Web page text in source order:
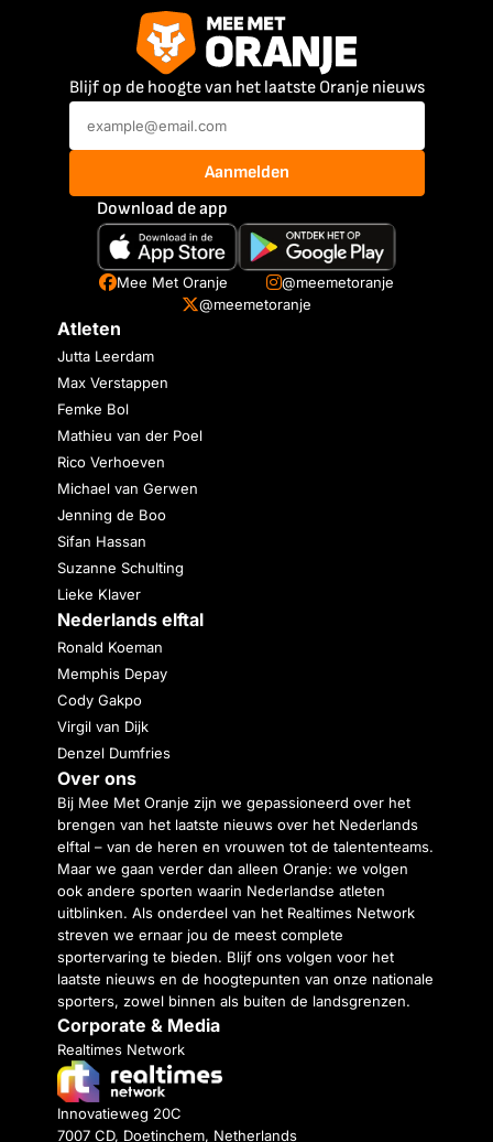
Blijf op de hoogte van het laatste Oranje nieuws
Aanmelden
Download de app
Mee Met Oranje
@meemetoranje
@meemetoranje
Atleten
Jutta Leerdam
Max Verstappen
Femke Bol
Mathieu van der Poel
Rico Verhoeven
Michael van Gerwen
Jenning de Boo
Sifan Hassan
Suzanne Schulting
Lieke Klaver
Nederlands elftal
Ronald Koeman
Memphis Depay
Cody Gakpo
Virgil van Dijk
Denzel Dumfries
Over ons
Bij Mee Met Oranje zijn we gepassioneerd over het
brengen van het laatste nieuws over het Nederlands
elftal – van de heren en vrouwen tot de talententeams.
Maar we gaan verder dan alleen Oranje: we volgen
ook andere sporten waarin Nederlandse atleten
uitblinken. Als onderdeel van het Realtimes Network
streven we ernaar jou de meest complete
sportervaring te bieden. Blijf ons volgen voor het
laatste nieuws en de hoogtepunten van onze nationale
sporters, zowel binnen als buiten de landsgrenzen.
Corporate & Media
Realtimes Network
Innovatieweg 20C
7007 CD, Doetinchem, Netherlands